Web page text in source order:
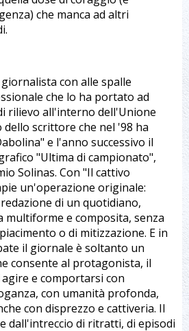
che manca ad altri
con alle spalle
che lo ha portato ad
rilievo all'interno dell'Unione
dello scrittore che nel '98 ha
e l'anno successivo il
"Ultima di campionato",
Solinas. Con "Il cattivo
un'operazione originale:
di un quotidiano,
multiforme e composita, senza
o di mitizzazione. E in
il giornale è soltanto un
consente al protagonista, il
e comportarsi con
con umanità profonda,
con disprezzo e cattiveria. Il
dall'intreccio di ritratti, di episodi